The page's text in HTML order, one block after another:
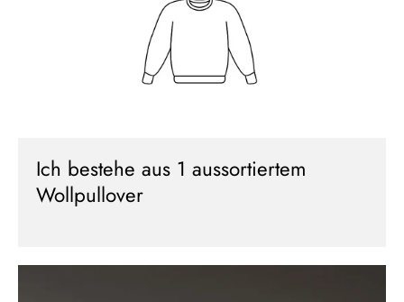
Ich bestehe aus 1 aussortiertem
Wollpullover